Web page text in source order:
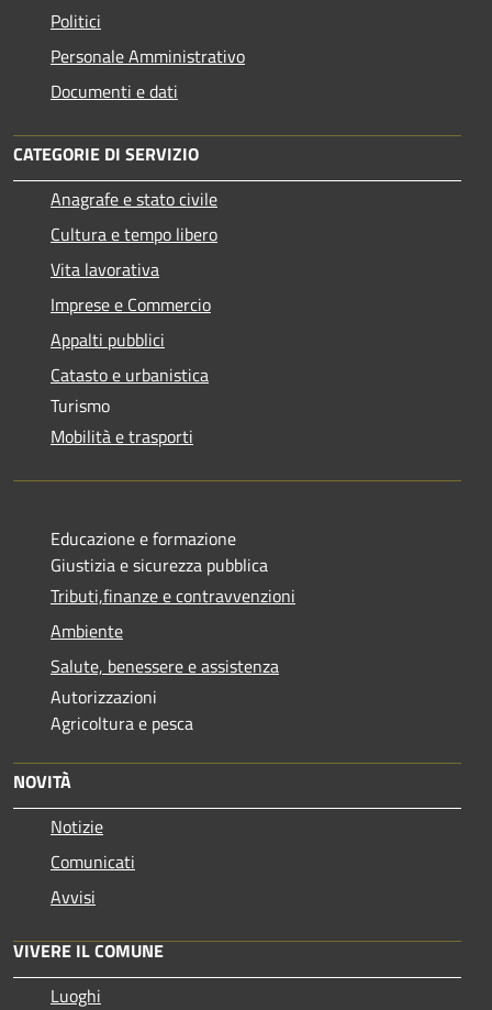
Politici
Personale Amministrativo
Documenti e dati
CATEGORIE DI SERVIZIO
Anagrafe e stato civile
Cultura e tempo libero
Vita lavorativa
Imprese e Commercio
Appalti pubblici
Catasto e urbanistica
Turismo
Mobilità e trasporti
Educazione e formazione
Giustizia e sicurezza pubblica
Tributi,finanze e contravvenzioni
Ambiente
Salute, benessere e assistenza
Autorizzazioni
Agricoltura e pesca
NOVITÀ
Notizie
Comunicati
Avvisi
VIVERE IL COMUNE
Luoghi